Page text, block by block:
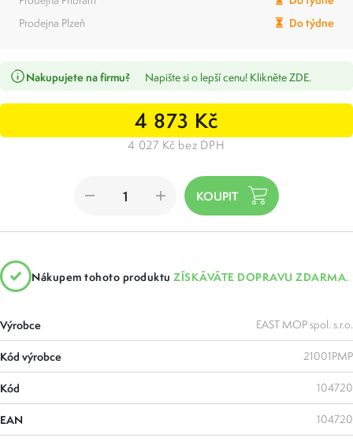
Prodejna Plzeň
Do týdne
Nakupujete na firmu? Napište si o lepší cenu! Klikněte ZDE.
4 873 Kč
4 027 Kč bez DPH
Nákupem tohoto produktu ZÍSKÁVÁTE DOPRAVU ZDARMA.
Výrobce EAST MOP spol. s.r.o.
Kód výrobce 21001PMP
Kód 104720
EAN 104720